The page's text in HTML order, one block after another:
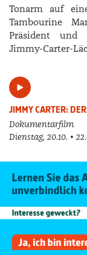
Tonarm auf
Tambourine
Präsident und
Jimmy-­Carter-­
JIMMY CARTER:
Dokumentarfilm
Dienstag, 20.10. •